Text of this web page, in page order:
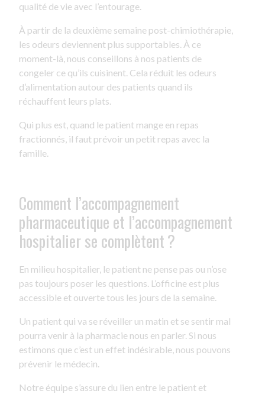
qualité de vie avec l’entourage.
À partir de la deuxième semaine post-chimiothérapie,
les odeurs deviennent plus supportables. À ce
moment-là, nous conseillons à nos patients de
congeler ce qu’ils cuisinent. Cela réduit les odeurs
d’alimentation autour des patients quand ils
réchauffent leurs plats.
Qui plus est, quand le patient mange en repas
fractionnés, il faut prévoir un petit repas avec la
famille.
Comment l’accompagnement
pharmaceutique et l’accompagnement
hospitalier se complètent ?
En milieu hospitalier, le patient ne pense pas ou n’ose
pas toujours poser les questions. L’officine est plus
accessible et ouverte tous les jours de la semaine.
Un patient qui va se réveiller un matin et se sentir mal
pourra venir à la pharmacie nous en parler. Si nous
estimons que c’est un effet indésirable, nous pouvons
prévenir le médecin.
Notre équipe s’assure du lien entre le patient et